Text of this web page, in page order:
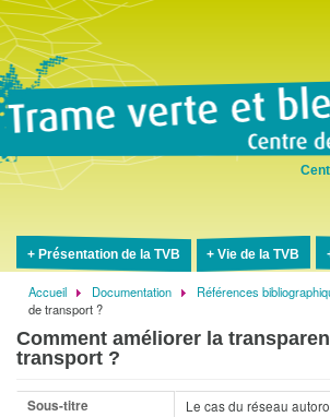
Présentation de la TVB Vie de la TVB
Fil
d'Ariane
Accueil Documentation Références
de transport ?
Comment améliorer la
transport ?
Sous-titre
Le cas du réseau